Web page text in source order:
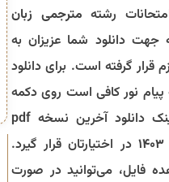
رشته مترجمی زبان
دانلود شما عزیزان به
گرفته است. برای دانلود
پیام نور کافی است روی دکمه
دانلود رایگان زیر کلیک کرده تا لینک دانلود آخرین نسخه pdf
در اختیارتان قرار گیرد.
فایل، می‌توانید در صورت